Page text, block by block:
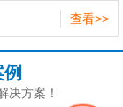
查看>>
决方案！